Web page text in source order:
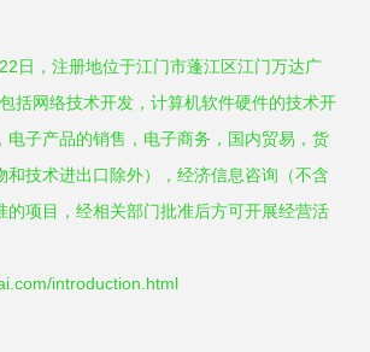
日，注册地位于江门市蓬江区江门万达广
括网络技术开发，计算机软件硬件的技术开
子产品的销售，电子商务，国内贸易，货
技术进出口除外），经济信息咨询（不含
项目，经相关部门批准后方可开展经营活
introduction.html